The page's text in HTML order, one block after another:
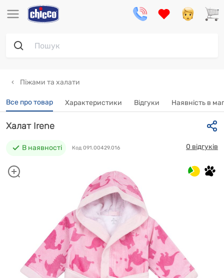
Піжами та халати
Все про товар Характеристики Відгуки Наявність в
Халат Irene
В наявності Код 091.00429.016 0 відгуків